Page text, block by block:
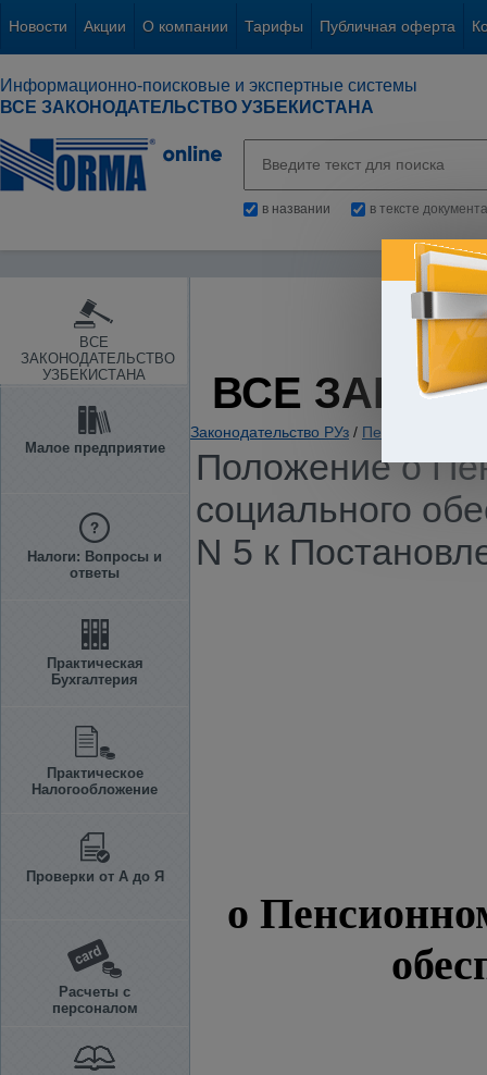
Новости Акции О компании Тарифы Публичная оферта
Информационно-поисковые и экспертные системы
ВСЕ ЗАКОНОДАТЕЛЬСТВО УЗБЕКИСТАНА
в названии в тексте документа
ВСЕ
ЗАКОНОДАТЕЛЬСТВО
УЗБЕКИСТАНА
Малое предприятие
Налоги: Вопросы и
ответы
Практическая
Бухгалтерия
Практическое
Налогообложение
Проверки от А до Я
Расчеты с
персоналом
ВСЕ
Законодательство РУз / Пенсии.
Положение о
социального
N 5 к
о